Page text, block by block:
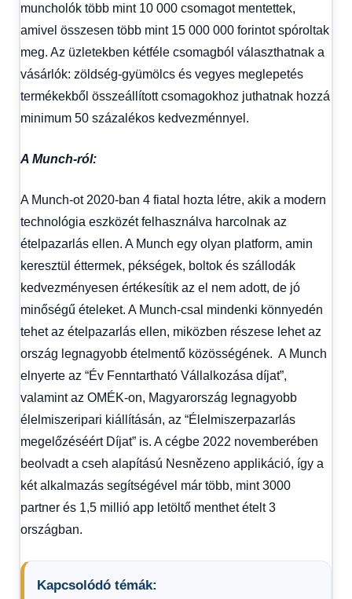
muncholók több mint 10 000 csomagot mentettek,
amivel összesen több mint 15 000 000 forintot spóroltak
meg. Az üzletekben kétféle csomagból választhatnak a
vásárlók: zöldség-gyümölcs és vegyes meglepetés
termékekből összeállított csomagokhoz juthatnak hozzá
minimum 50 százalékos kedvezménnyel.
A Munch-ról:
A Munch-ot 2020-ban 4 fiatal hozta létre, akik a modern
technológia eszközét felhasználva harcolnak az
ételpazarlás ellen. A Munch egy olyan platform, amin
keresztül éttermek, pékségek, boltok és szállodák
kedvezményesen értékesítik az el nem adott, de jó
minőségű ételeket. A Munch-csal mindenki könnyedén
tehet az ételpazarlás ellen, miközben részese lehet az
ország legnagyobb ételmentő közösségének. A Munch
elnyerte az “Év Fenntartható Vállalkozása díjat”,
valamint az OMÉK-on, Magyarország legnagyobb
élelmiszeripari kiállításán, az “Élelmiszerpazarlás
megelőzéséért Díjat” is. A cégbe 2022 novemberében
beolvadt a cseh alapítású Nesnězeno applikáció, így a
két alkalmazás segítségével már több, mint 3000
partner és 1,5 millió app letöltő menthet ételt 3
országban.
Kapcsolódó témák: